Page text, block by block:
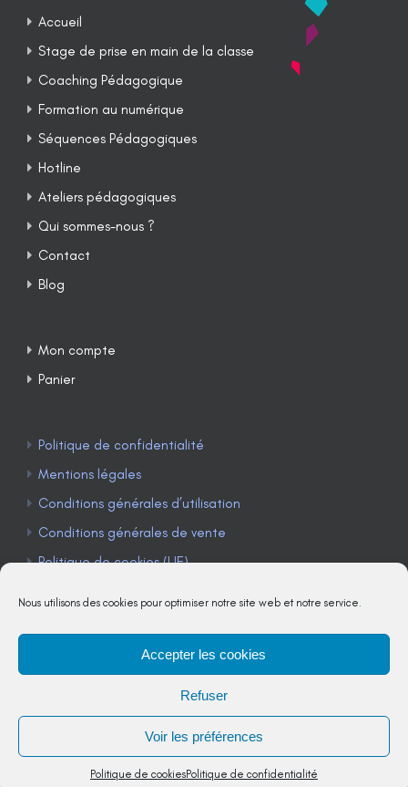
Nous utilisons des cookies pour optimiser notre site web et notre service.
Accepter les cookies
Refuser
Voir les préférences
Politique de cookiesPolitique de confidentialité
Accueil
Stage de prise en main de la classe
Coaching Pédagogique
Formation au numérique
Séquences Pédagogiques
Hotline
Ateliers pédagogiques
Qui sommes-nous ?
Contact
Blog
Mon compte
Panier
Politique de confidentialité
Mentions légales
Conditions générales d’utilisation
Conditions générales de vente
Politique de cookies (UE)
TÉLÉPHONE : 04 90 85 22 98